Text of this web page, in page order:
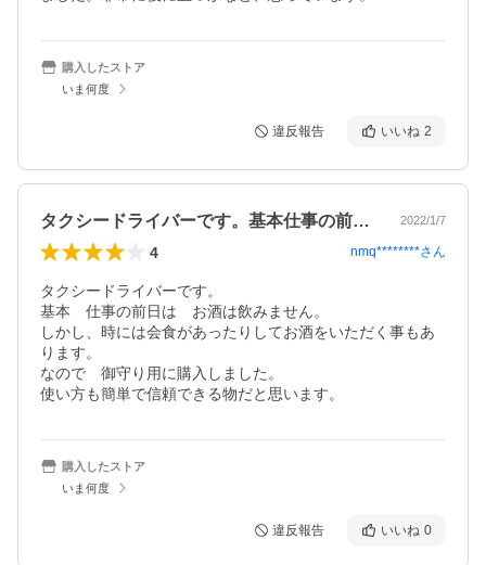
購入したストア
いま何度
違反報告 いいね 2
タクシードライバーです。基本仕事の前日… 2022/1/7
4 nmq********さん
タクシードライバーです。
基本　仕事の前日は　お酒は飲みません。
しかし、時には会食があったりしてお酒をいただく事もあ
ります。
なので　御守り用に購入しました。
使い方も簡単で信頼できる物だと思います。
購入したストア
いま何度
違反報告 いいね 0